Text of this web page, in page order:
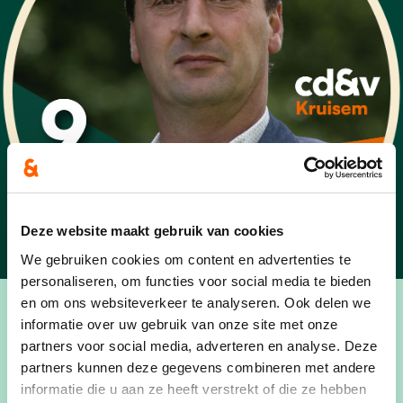
Deze website maakt gebruik van cookies
We gebruiken cookies om content en advertenties te
personaliseren, om functies voor social media te bieden
en om ons websiteverkeer te analyseren. Ook delen we
informatie over uw gebruik van onze site met onze
partners voor social media, adverteren en analyse. Deze
partners kunnen deze gegevens combineren met andere
informatie die u aan ze heeft verstrekt of die ze hebben
Frederik Spileers uit Huise is 46.